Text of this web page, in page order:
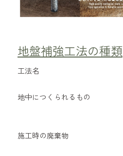
地盤補強工法の種類
工法名
地中につくられるもの
施工時の廃棄物